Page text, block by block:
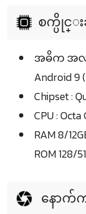
စက္ပိုင္း
အဓိက အလုပ္
Android 9
Chipset :
CPU :
RAM 8/
ROM 128/
နောက်